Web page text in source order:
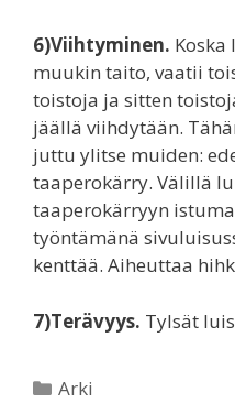
6)Viihtyminen.
muukin taito, vaatii
toistoja ja sitten
jäällä viihdytään.
juttu ylitse muiden:
taaperokärry. Välillä
taaperokärryyn
työntämänä
kenttää. Aiheuttaa
7)Terävyys. Tylsät
Categories
Arki